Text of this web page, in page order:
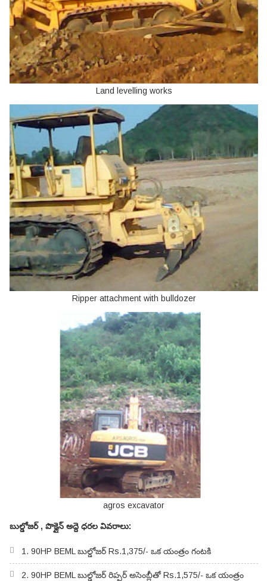
Land levelling works
Ripper attachment with bulldozer
agros excavator
బుల్డోజర్ , పొక్లైన్ అద్దె ధరల వివరాలు:
1. 90HP BEML బుల్డోజర్ Rs.1,375/- ఒక యంత్రం గంటకి
2. 90HP BEML బుల్డోజర్ రిప్పర్ అసెంబ్లీతో Rs.1,575/- ఒక యంత్రం